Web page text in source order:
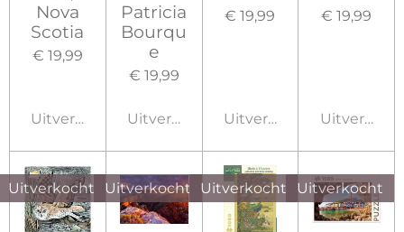
Nova
Scotia
€ 19,99
Uitverkocht
Patricia
Bourqu
e
€ 19,99
Uitverkocht
€ 19,99
Uitverkocht
€ 19,99
Uitverkocht Uitverkocht Uitverkocht Uitverkocht